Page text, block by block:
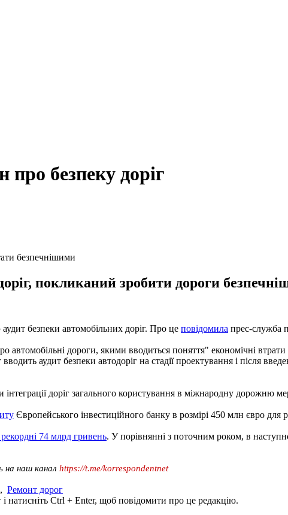
про безпеку доріг
безпечнішими
покликаний зробити дороги
безпеки автомобільних доріг. Про це повідомила прес-служба
автомобільні дороги, якими вводиться поняття" економічні
аудит безпеки автодоріг на стадії проектування і після
доріг загального користування в міжнародну дорожню
Європейського інвестиційного банку в розмірі 450 млн євро для
74 млрд гривень. У порівнянні з поточним роком, в
на наш канал https://t.me/korrespondentnet
, Ремонт дорог
натисніть Ctrl + Enter, щоб повідомити про це редакцію.